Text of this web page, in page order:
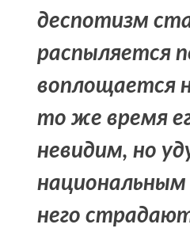
деспотизм
распыляется
воплощается
то же время
невидим, но
него